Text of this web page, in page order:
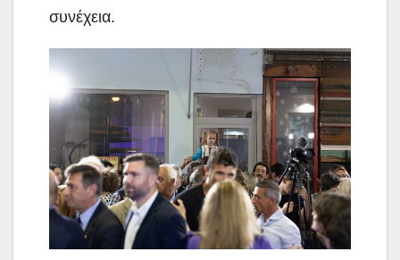
συνέχεια.